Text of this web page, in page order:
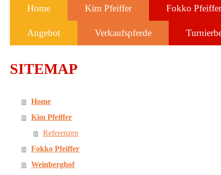
Home Kim Pfeiffer Fokko Pfeiffer
Angebot Verkaufspferde
SITEMAP
Home
Kim Pfeiffer
Referenzen
Fokko Pfeiffer
Weinberghof